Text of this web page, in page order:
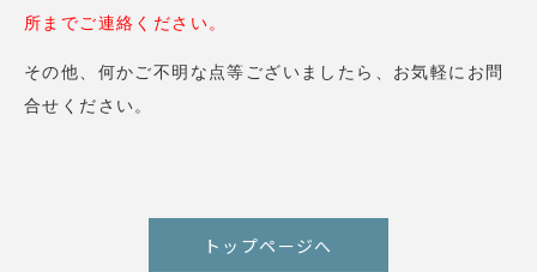
所までご連絡ください。
その他、何かご不明な点等ございましたら、お気軽にお問
合せください。
トップページへ